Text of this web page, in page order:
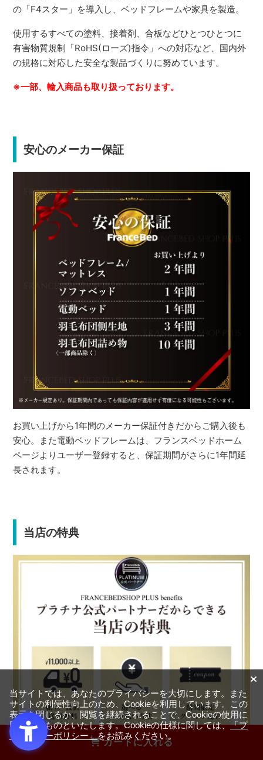
カートに入れる
の「F4スター」を導入し、ベッドフレームや家具を製造。
使用するすべての塗料、接着剤、合板などひとつひとつに
有害物質規制「RoHS(ローズ)指令」への対応など、国内外
の規格に対応した安全な製品づくりに努めています。
※一部、輸入商品も取り扱っております。
安心のメーカー保証
お買い上げから1年間のメーカー保証付きだからご購入後も
安心。また電動ベッドフレームは、フランスベッドホーム
ページよりユーザー登録すると、保証期間がさらに1年間延
長されます。
当店の特典
当サイトでは、あなたのプライバシーを大切にします。また
サイトの利便性向上のため、Cookieを利用しています。この
表示を閉じるか、閲覧を継続されることで、Cookieの使用に
同意するものといたします。Cookieの仕様に関しては、「プ
ライバシーポリシー」をお読みください。